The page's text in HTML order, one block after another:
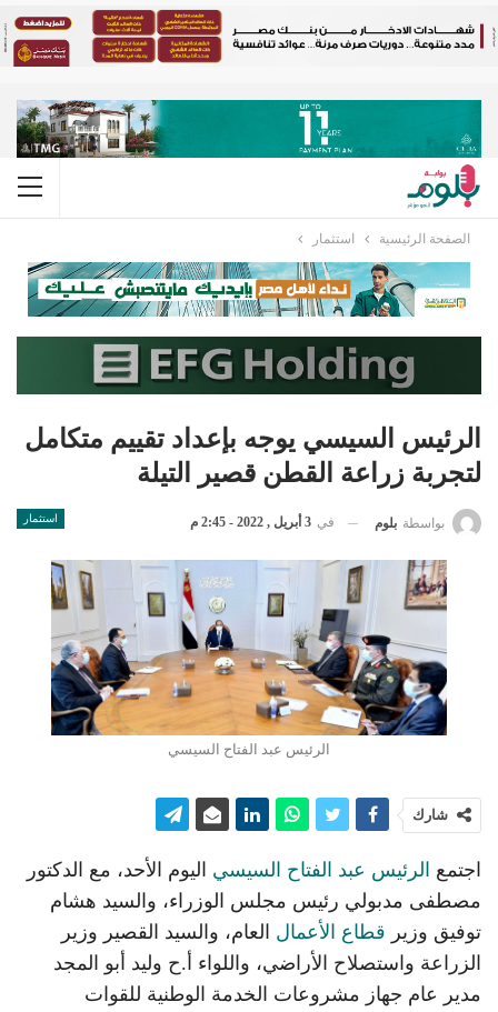
الصفحة الرئيسية استثمار
الرئيس السيسي يوجه بإعداد تقييم متكامل
لتجربة زراعة القطن قصير التيلة
استثمار بواسطة بلوم في 3 أبريل , 2022 - 2:45 م
الرئيس عبد الفتاح السيسي
شارك
اجتمع الرئيس عبد الفتاح السيسي اليوم الأحد، مع الدكتور
مصطفى مدبولي رئيس مجلس الوزراء، والسيد هشام
توفيق وزير قطاع الأعمال العام، والسيد القصير وزير
الزراعة واستصلاح الأراضي، واللواء أ.ح وليد أبو المجد
مدير عام جهاز مشروعات الخدمة الوطنية للقوات